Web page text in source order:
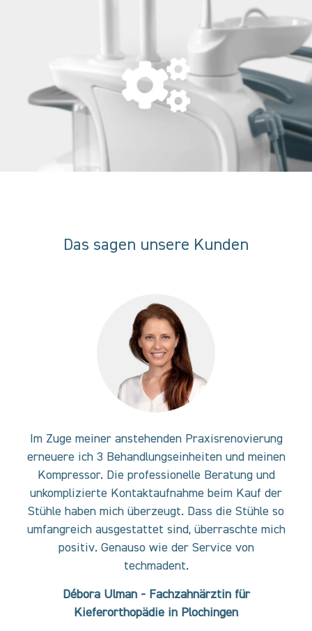
Das sagen unsere Kunden
Im Zuge meiner anstehenden Praxisrenovierung
erneuere ich 3 Behandlungseinheiten und meinen
Kompressor. Die professionelle Beratung und
unkomplizierte Kontaktaufnahme beim Kauf der
Stühle haben mich überzeugt. Dass die Stühle so
umfangreich ausgestattet sind, überraschte mich
positiv. Genauso wie der Service von
techmadent.
Débora Ulman - Fachzahnärztin für
Kieferorthopädie in Plochingen